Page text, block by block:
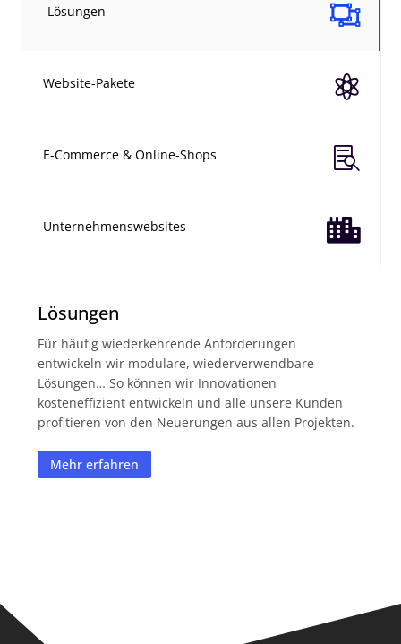

Lösungen

Website-Pakete

E-Commerce & Online-Shops

Unternehmenswebsites
Lösungen
Für häufig wiederkehrende Anforderungen
entwickeln wir modulare, wiederverwendbare
Lösungen… So können wir Innovationen
kosteneffizient entwickeln und alle unsere Kunden
profitieren von den Neuerungen aus allen Projekten.
Mehr erfahren